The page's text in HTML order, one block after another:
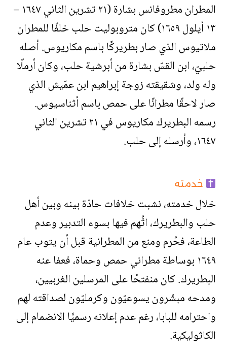
المطران مطروفانس بشارة (٢١ تشرين الثاني ١٦٤٧ –
١٣ أيلول ١٦٥٩) كان متروبوليت حلب خلفًا للمطران
ملاتيوس الذي صار بطريركًا باسم مكاريوس. أصله
حلبيّ، ابن القسّ بشارة من أبرشية حلب، وكان أرملًا
وله ولد، وشقيقته زوجة إبراهيم ابن عمّيش الذي
صار لاحقًا مطرانًا على حمص باسم أثناسيوس.
رسمه البطريرك مكاريوس في ٢١ تشرين الثاني
١٦٤٧، وأرسله إلى حلب.
خدمته
خلال خدمته، نشبت خلافات حادّة بينه وبين أهل
حلب والبطريرك، اتُّهم فيها بسوء التدبير وعدم
الطاعة، فحُرم ومنع من المطرانية قبل أن يتوب عام
١٦٤٩ بوساطة مطراني حمص وحماة، فعفا عنه
البطريرك. كان منفتحًا على المرسلين الغربيين،
ومدحه مبشّرون يسوعيّون وكرمليّون لصداقته لهم
واحترامه للبابا، رغم عدم إعلانه رسميًّا الانضمام إلى
الكاثوليكية.